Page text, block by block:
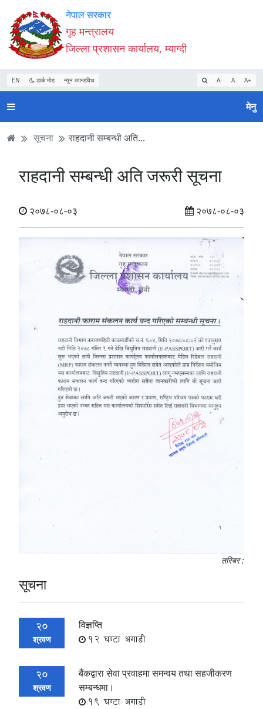
Accessibility
Mode
सुरु
गर्नुहोस्
सामाग्री
पढ्नुहाेस्
नेभिगेसन
पढ्नुहाेस्
वेबसाइट
खोजमा
जानुहोस्
नेपाल सरकार
गृह मन्त्रालय
जिल्ला प्रशासन कार्यालय, म्याग्दी
EN डार्क मोड न्यून व्यान्डविथ A- A A+
मेनु
सूचना राहदानी सम्बन्धी अति...
राहदानी सम्बन्धी अति जरूरी सूचना
२०७८-०८-०३ २०७८-०८-०३
तस्बिर :
सूचना
20
श्रवण
विज्ञप्ति
12 घण्टा अगाडी
20
श्रवण
बैंकद्वारा सेवा प्रवाहमा समन्वय तथा सहजीकरण
सम्बन्धमा।
19 घण्टा अगाडी